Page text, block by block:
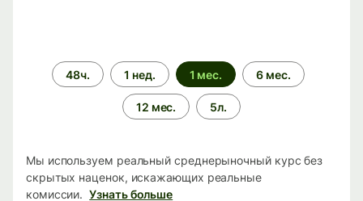
Период
времени
48ч. 1 нед. 1 мес. 6 мес.
12 мес. 5л.
Мы используем реальный среднерыночный курс без
скрытых наценок, искажающих реальные
комиссии. Узнать больше